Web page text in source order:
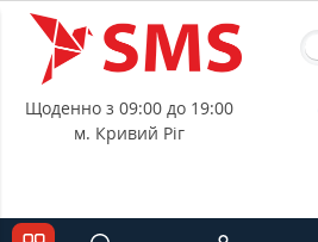
Щоденно з 09:00 до 19:00
м. Кривий Ріг